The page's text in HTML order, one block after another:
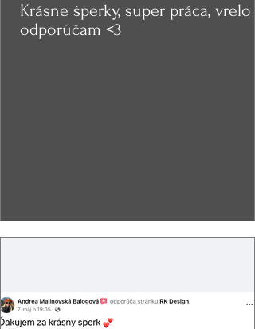
Krásne šperky, super práca, vrelo
odporúčam <3